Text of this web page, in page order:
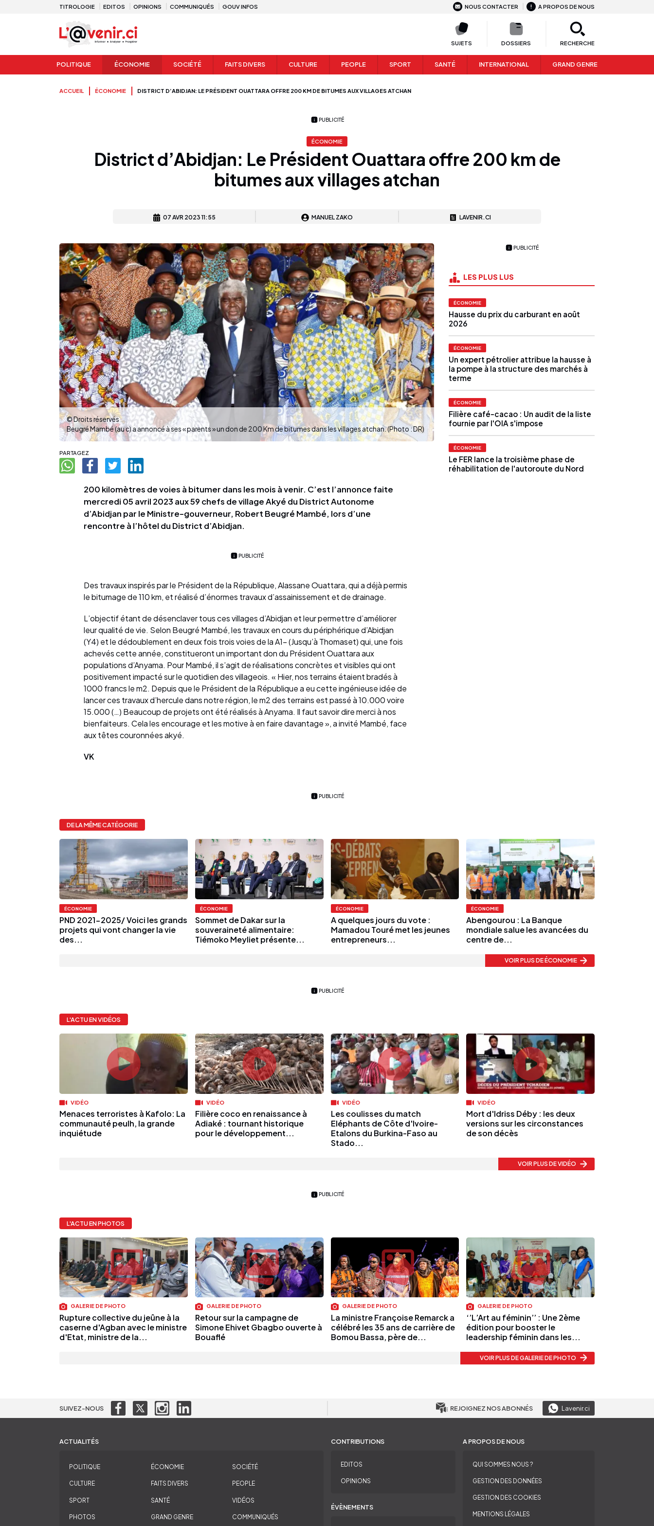
TITROLOGIE EDITOS OPINIONS COMMUNIQUÉS GOUV INFOS NOUS CONTACTER A PROPOS DE NOUS
SUJETS DOSSIERS RECHERCHE
POLITIQUE ÉCONOMIE SOCIÉTÉ FAITS DIVERS CULTURE PEOPLE SPORT SANTÉ INTERNATIONAL GRAND GENRE
ACCUEIL ÉCONOMIE DISTRICT D’ABIDJAN: LE PRÉSIDENT OUATTARA OFFRE 200 KM DE BITUMES AUX VILLAGES ATCHAN
PUBLICITÉ
ÉCONOMIE
District d’Abidjan: Le Président Ouattara offre 200 km de
bitumes aux villages atchan
07 AVR 2023 11:55 MANUEL ZAKO LAVENIR.CI
© Droits réservés
Beugré Mambé (au c) a annoncé à ses « parents » un don de 200 Km de bitumes dans les villages atchan. (Photo : DR)
PARTAGEZ
200 kilomètres de voies à bitumer dans les mois à venir. C’est l’annonce faite
mercredi 05 avril 2023 aux 59 chefs de village Akyé du District Autonome
d’Abidjan par le Ministre-gouverneur, Robert Beugré Mambé, lors d’une
rencontre à l’hôtel du District d’Abidjan.
PUBLICITÉ
Des travaux inspirés par le Président de la République, Alassane Ouattara, qui a déjà permis
le bitumage de 110 km, et réalisé d’énormes travaux d’assainissement et de drainage.
L’objectif étant de désenclaver tous ces villages d’Abidjan et leur permettre d’améliorer
leur qualité de vie. Selon Beugré Mambé, les travaux en cours du périphérique d’Abidjan
(Y4) et le dédoublement en deux fois trois voies de la A1- (Jusqu’à Thomaset) qui, une fois
achevés cette année, constitueront un important don du Président Ouattara aux
populations d’Anyama. Pour Mambé, il s’agit de réalisations concrètes et visibles qui ont
positivement impacté sur le quotidien des villageois. « Hier, nos terrains étaient bradés à
1000 francs le m2. Depuis que le Président de la République a eu cette ingénieuse idée de
lancer ces travaux d’hercule dans notre région, le m2 des terrains est passé à 10.000 voire
15.000 (…) Beaucoup de projets ont été réalisés à Anyama. Il faut savoir dire merci à nos
bienfaiteurs. Cela les encourage et les motive à en faire davantage », a invité Mambé, face
aux têtes couronnées akyé.
VK
PUBLICITÉ
LES PLUS LUS
ÉCONOMIE
Hausse du prix du carburant en août
2026
ÉCONOMIE
Un expert pétrolier attribue la hausse à
la pompe à la structure des marchés à
terme
ÉCONOMIE
Filière café-cacao : Un audit de la liste
fournie par l'OIA s'impose
ÉCONOMIE
Le FER lance la troisième phase de
réhabilitation de l'autoroute du Nord
PUBLICITÉ
DE LA MÊME CATÉGORIE
ÉCONOMIE
PND 2021-2025/ Voici les grands
projets qui vont changer la vie
des...
ÉCONOMIE
Sommet de Dakar sur la
souveraineté alimentaire:
Tiémoko Meyliet présente...
ÉCONOMIE
A quelques jours du vote :
Mamadou Touré met les jeunes
entrepreneurs...
ÉCONOMIE
Abengourou : La Banque
mondiale salue les avancées du
centre de...
VOIR PLUS DE ÉCONOMIE
PUBLICITÉ
L'ACTU EN VIDÉOS
VIDÉO
Menaces terroristes à Kafolo: La
communauté peulh, la grande
inquiétude
VIDÉO
Filière coco en renaissance à
Adiaké : tournant historique
pour le développement...
VIDÉO
Les coulisses du match
Eléphants de Côte d'Ivoire-
Etalons du Burkina-Faso au
Stado...
VIDÉO
Mort d'Idriss Déby : les deux
versions sur les circonstances
de son décès
VOIR PLUS DE VIDÉO
PUBLICITÉ
L'ACTU EN PHOTOS
GALERIE DE PHOTO
Rupture collective du jeûne à la
caserne d'Agban avec le ministre
d'Etat, ministre de la...
GALERIE DE PHOTO
Retour sur la campagne de
Simone Ehivet Gbagbo ouverte à
Bouaflé
GALERIE DE PHOTO
La ministre Françoise Remarck a
célébré les 35 ans de carrière de
Bomou Bassa, père de...
GALERIE DE PHOTO
‘’L’Art au féminin’’ : Une 2ème
édition pour booster le
leadership féminin dans les...
VOIR PLUS DE GALERIE DE PHOTO
SUIVEZ-NOUS REJOIGNEZ NOS ABONNÉS Lavenir.ci
ACTUALITÉS
POLITIQUE ÉCONOMIE SOCIÉTÉ
CULTURE FAITS DIVERS PEOPLE
SPORT SANTÉ VIDÉOS
PHOTOS GRAND GENRE COMMUNIQUÉS
CONTRIBUTIONS
EDITOS
OPINIONS
ÉVÈNEMENTS
A PROPOS DE NOUS
QUI SOMMES NOUS ?
GESTION DES DONNÉES
GESTION DES COOKIES
MENTIONS LÉGALES